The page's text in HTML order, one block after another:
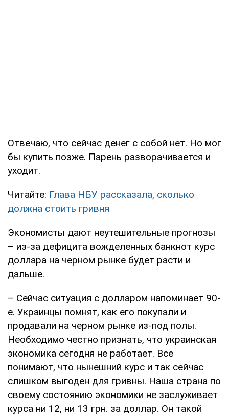
Отвечаю, что сейчас денег с собой нет. Но мог
бы купить позже. Парень разворачивается и
уходит.
Читайте: Глава НБУ рассказала, сколько
должна стоить гривня
Экономисты дают неутешительные прогнозы
– из-за дефицита вожделенных банкнот курс
доллара на черном рынке будет расти и
дальше.
– Сейчас ситуация с долларом напоминает 90-
е. Украинцы помнят, как его покупали и
продавали на черном рынке из-под полы.
Необходимо честно признать, что украинская
экономика сегодня не работает. Все
понимают, что нынешний курс и так сейчас
слишком выгоден для гривны. Наша страна по
своему состоянию экономики не заслуживает
курса ни 12, ни 13 грн. за доллар. Он такой